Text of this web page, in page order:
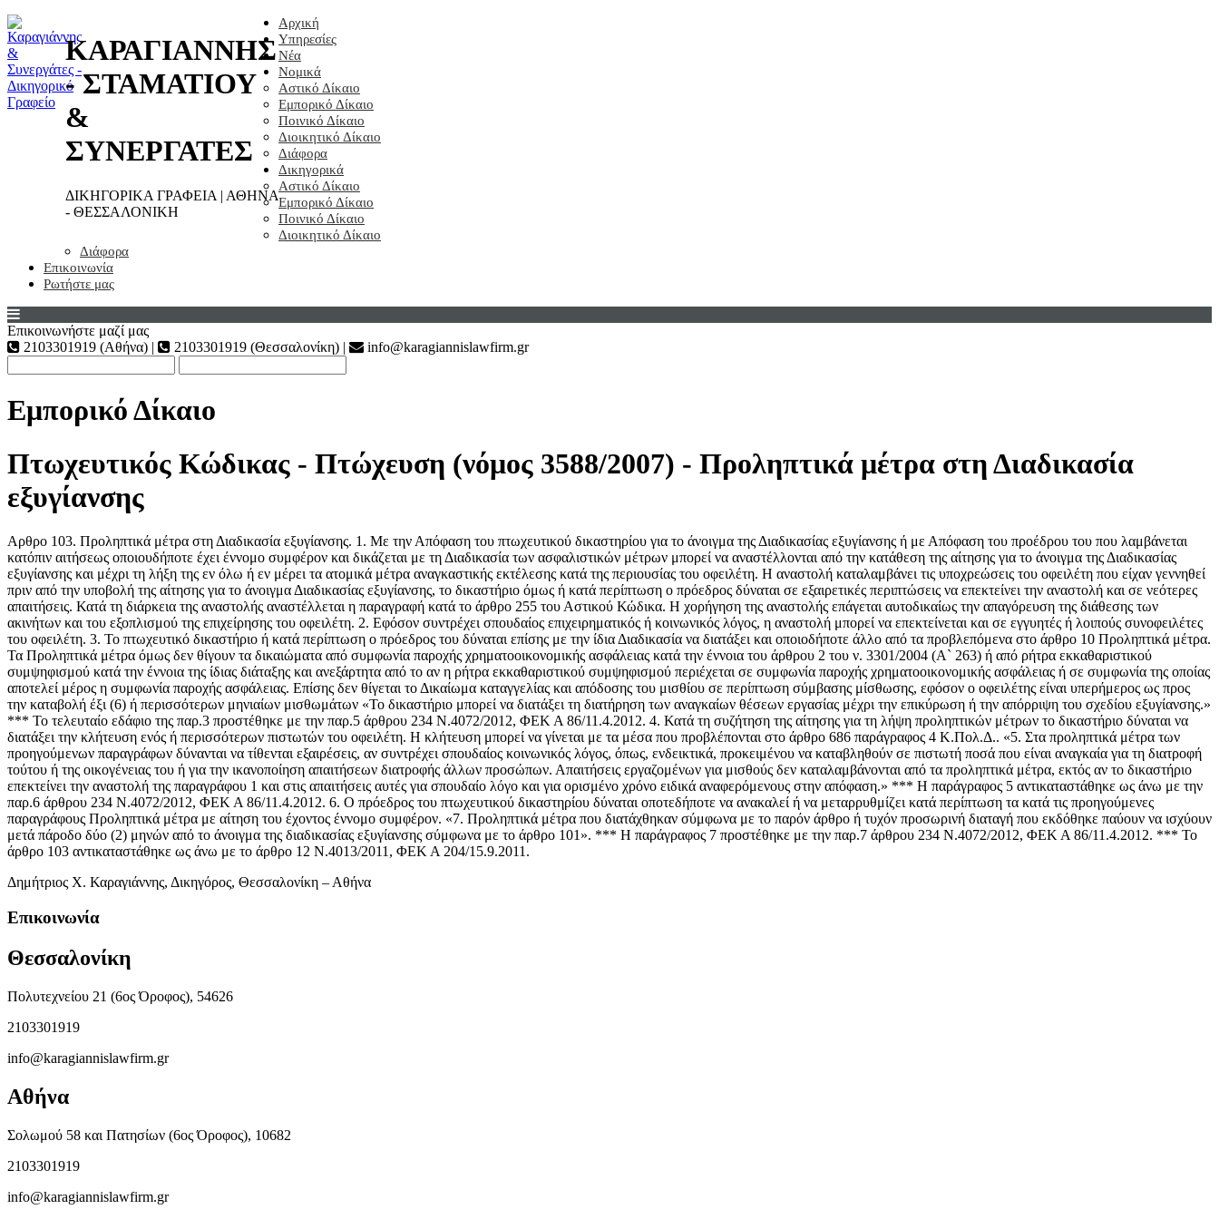
ΚΑΡΑΓΙΑΝΝΗΣ
- ΣΤΑΜΑΤΙΟΥ
&
ΣΥΝΕΡΓΑΤΕΣ
ΔΙΚΗΓΟΡΙΚΑ ΓΡΑΦΕΙΑ | ΑΘΗΝΑ
- ΘΕΣΣΑΛΟΝΙΚΗ
Αρχική
Υπηρεσίες
Νέα
Νομικά
Αστικό Δίκαιο
Εμπορικό Δίκαιο
Ποινικό Δίκαιο
Διοικητικό Δίκαιο
Διάφορα
Δικηγορικά
Αστικό Δίκαιο
Εμπορικό Δίκαιο
Ποινικό Δίκαιο
Διοικητικό Δίκαιο
Διάφορα
Επικοινωνία
Ρωτήστε μας
Επικοινωνήστε μαζί μας
2103301919 (Αθήνα) |
2103301919 (Θεσσαλονίκη) | info@karagiannislawfirm.gr
Εμπορικό Δίκαιο
Πτωχευτικός Κώδικας - Πτώχευση (νόμος 3588/2007) - Προληπτικά μέτρα στη Διαδικασία
εξυγίανσης
Αρθρο 103. Προληπτικά μέτρα στη Διαδικασία εξυγίανσης. 1. Με την Απόφαση του πτωχευτικού δικαστηρίου για το άνοιγμα της Διαδικασίας εξυγίανσης ή με Απόφαση του προέδρου του που λαμβάνεται
κατόπιν αιτήσεως οποιουδήποτε έχει έννομο συμφέρον και δικάζεται με τη Διαδικασία των ασφαλιστικών μέτρων μπορεί να αναστέλλονται από την κατάθεση της αίτησης για το άνοιγμα της Διαδικασίας
εξυγίανσης και μέχρι τη λήξη της εν όλω ή εν μέρει τα ατομικά μέτρα αναγκαστικής εκτέλεσης κατά της περιουσίας του οφειλέτη. Η αναστολή καταλαμβάνει τις υποχρεώσεις του οφειλέτη που είχαν γεννηθεί
πριν από την υποβολή της αίτησης για το άνοιγμα Διαδικασίας εξυγίανσης, το δικαστήριο όμως ή κατά περίπτωση ο πρόεδρος δύναται σε εξαιρετικές περιπτώσεις να επεκτείνει την αναστολή και σε νεότερες
απαιτήσεις. Κατά τη διάρκεια της αναστολής αναστέλλεται η παραγραφή κατά το άρθρο 255 του Αστικού Κώδικα. Η χορήγηση της αναστολής επάγεται αυτοδικαίως την απαγόρευση της διάθεσης των
ακινήτων και του εξοπλισμού της επιχείρησης του οφειλέτη. 2. Εφόσον συντρέχει σπουδαίος επιχειρηματικός ή κοινωνικός λόγος, η αναστολή μπορεί να επεκτείνεται και σε εγγυητές ή λοιπούς συνοφειλέτες
του οφειλέτη. 3. Το πτωχευτικό δικαστήριο ή κατά περίπτωση ο πρόεδρος του δύναται επίσης με την ίδια Διαδικασία να διατάξει και οποιοδήποτε άλλο από τα προβλεπόμενα στο άρθρο 10 Προληπτικά μέτρα.
Τα Προληπτικά μέτρα όμως δεν θίγουν τα δικαιώματα από συμφωνία παροχής χρηματοοικονομικής ασφάλειας κατά την έννοια του άρθρου 2 του ν. 3301/2004 (Α` 263) ή από ρήτρα εκκαθαριστικού
συμψηφισμού κατά την έννοια της ίδιας διάταξης και ανεξάρτητα από το αν η ρήτρα εκκαθαριστικού συμψηφισμού περιέχεται σε συμφωνία παροχής χρηματοοικονομικής ασφάλειας ή σε συμφωνία της οποίας
αποτελεί μέρος η συμφωνία παροχής ασφάλειας. Επίσης δεν θίγεται το Δικαίωμα καταγγελίας και απόδοσης του μισθίου σε περίπτωση σύμβασης μίσθωσης, εφόσον ο οφειλέτης είναι υπερήμερος ως προς
την καταβολή έξι (6) ή περισσότερων μηνιαίων μισθωμάτων «Το δικαστήριο μπορεί να διατάξει τη διατήρηση των αναγκαίων θέσεων εργασίας μέχρι την επικύρωση ή την απόρριψη του σχεδίου εξυγίανσης.»
*** Το τελευταίο εδάφιο της παρ.3 προστέθηκε με την παρ.5 άρθρου 234 Ν.4072/2012, ΦΕΚ Α 86/11.4.2012. 4. Κατά τη συζήτηση της αίτησης για τη λήψη προληπτικών μέτρων το δικαστήριο δύναται να
διατάξει την κλήτευση ενός ή περισσότερων πιστωτών του οφειλέτη. Η κλήτευση μπορεί να γίνεται με τα μέσα που προβλέπονται στο άρθρο 686 παράγραφος 4 Κ.Πολ.Δ.. «5. Στα προληπτικά μέτρα των
προηγούμενων παραγράφων δύνανται να τίθενται εξαιρέσεις, αν συντρέχει σπουδαίος κοινωνικός λόγος, όπως, ενδεικτικά, προκειμένου να καταβληθούν σε πιστωτή ποσά που είναι αναγκαία για τη διατροφή
τούτου ή της οικογένειας του ή για την ικανοποίηση απαιτήσεων διατροφής άλλων προσώπων. Απαιτήσεις εργαζομένων για μισθούς δεν καταλαμβάνονται από τα προληπτικά μέτρα, εκτός αν το δικαστήριο
επεκτείνει την αναστολή της παραγράφου 1 και στις απαιτήσεις αυτές για σπουδαίο λόγο και για ορισμένο χρόνο ειδικά αναφερόμενους στην απόφαση.» *** Η παράγραφος 5 αντικαταστάθηκε ως άνω με την
παρ.6 άρθρου 234 Ν.4072/2012, ΦΕΚ Α 86/11.4.2012. 6. Ο πρόεδρος του πτωχευτικού δικαστηρίου δύναται οποτεδήποτε να ανακαλεί ή να μεταρρυθμίζει κατά περίπτωση τα κατά τις προηγούμενες
παραγράφους Προληπτικά μέτρα με αίτηση του έχοντος έννομο συμφέρον. «7. Προληπτικά μέτρα που διατάχθηκαν σύμφωνα με το παρόν άρθρο ή τυχόν προσωρινή διαταγή που εκδόθηκε παύουν να ισχύουν
μετά πάροδο δύο (2) μηνών από το άνοιγμα της διαδικασίας εξυγίανσης σύμφωνα με το άρθρο 101». *** Η παράγραφος 7 προστέθηκε με την παρ.7 άρθρου 234 Ν.4072/2012, ΦΕΚ Α 86/11.4.2012. *** Το
άρθρο 103 αντικαταστάθηκε ως άνω με το άρθρο 12 Ν.4013/2011, ΦΕΚ Α 204/15.9.2011.
Δημήτριος Χ. Καραγιάννης, Δικηγόρος, Θεσσαλονίκη – Αθήνα
Επικοινωνία
Θεσσαλονίκη
Πολυτεχνείου 21 (6ος Όροφος), 54626
2103301919
info@karagiannislawfirm.gr
Αθήνα
Σολωμού 58 και Πατησίων (6ος Όροφος), 10682
2103301919
info@karagiannislawfirm.gr